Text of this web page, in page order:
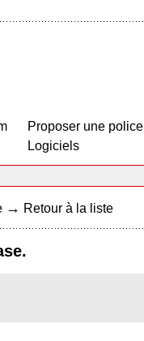
Proposer une police
Logiciels
→ Retour à la liste